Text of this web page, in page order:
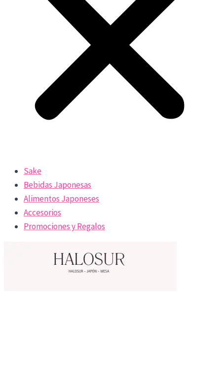
Sake
Bebidas Japonesas
Alimentos Japoneses
Accesorios
Promociones y Regalos